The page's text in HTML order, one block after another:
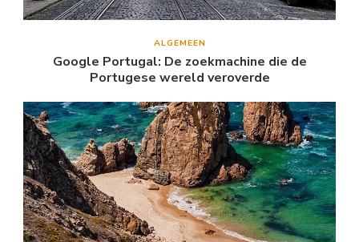
ALGEMEEN
Google Portugal: De zoekmachine die de
Portugese wereld veroverde